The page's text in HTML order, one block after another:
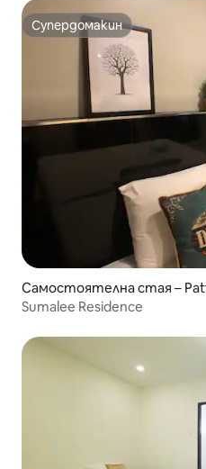
Супердомакин
Супердомакин
Самостоятелна стая –
Sumalee Residence